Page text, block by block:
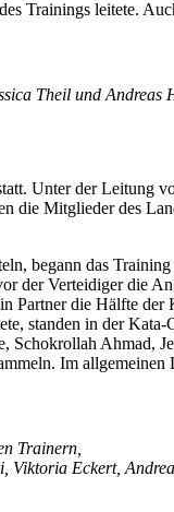
Trainings leitete.
Theil und
Unter der
Mitglieder des
begann das
der Verteidiger die
die Hälfte der
standen in der
Ahmad,
Im
Trainern,
Eckert,